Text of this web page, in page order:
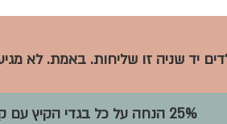
יד שניה זו שליחות. באמת. לא
25% הנחה על כל בגדי הקיץ עם קוד SUN25